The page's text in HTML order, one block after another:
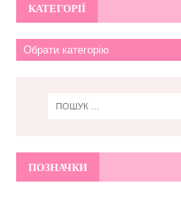
КАТЕГОРІЇ
ПОЗНАЧКИ